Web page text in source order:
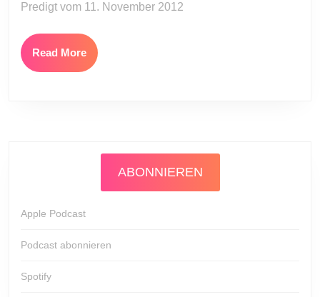
Predigt vom 11. November 2012
Read MoreRead
More
ABONNIEREN
Apple Podcast
Podcast abonnieren
Spotify